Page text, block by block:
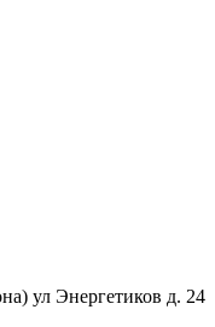
ул Энергетиков д. 24